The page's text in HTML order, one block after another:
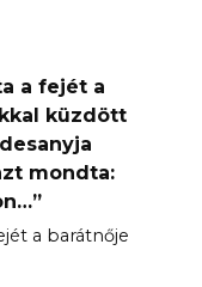
a fejét a
küzdött
mondta:
a barátnője